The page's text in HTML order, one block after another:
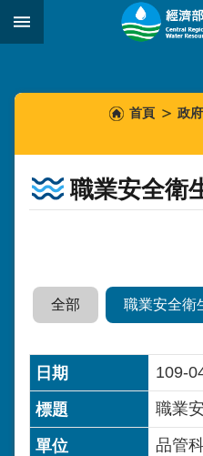
跳到主要內容區塊
::::::
首頁 政
職業安全衛
全部 職業安全衛
109-
職業
品管